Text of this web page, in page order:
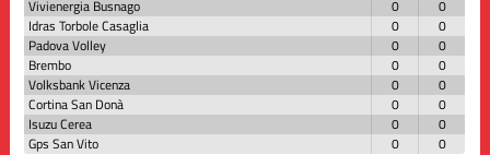
Vivienergia Busnago
0
0
Idras Torbole Casaglia
0
0
Padova Volley
0
0
Brembo
0
0
Volksbank Vicenza
0
0
Cortina San Donà
0
0
Isuzu Cerea
0
0
Gps San Vito
0 0